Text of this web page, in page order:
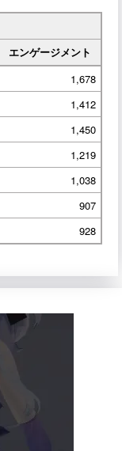
エンゲージメント
1,678
1,412
1,450
1,219
1,038
907
928